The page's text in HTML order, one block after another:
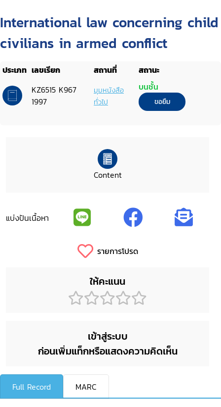
International law concerning child
civilians in armed conflict
ประเภท เลขเรียก สถานที่
สถานะ
KZ6515 K967
1997
มุมหนังสือ
ทั่วไป
บนชั้น
ขอยืม
Content
แบ่งปันเนื้อหา
รายการโปรด
ให้คะแนน
เข้าสู่ระบบ
ก่อนเพิ่มแท็กหรือแสดงความคิดเห็น
Full Record MARC